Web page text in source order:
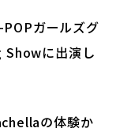
ガールズグ
Showに出演し
の体験か